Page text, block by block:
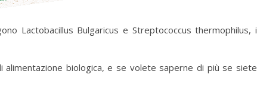
Lactobacillus Bulgaricus e Streptococcus thermophilus, i
biologica, e se volete saperne di più se siete